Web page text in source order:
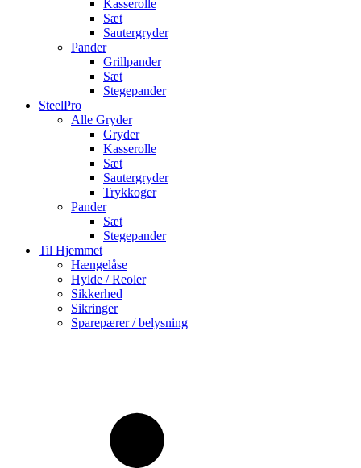
Kasserolle
Sæt
Sautergryder
Pander
Grillpander
Sæt
Stegepander
SteelPro
Alle Gryder
Gryder
Kasserolle
Sæt
Sautergryder
Trykkoger
Pander
Sæt
Stegepander
Til Hjemmet
Hængelåse
Hylde / Reoler
Sikkerhed
Sikringer
Sparepærer / belysning